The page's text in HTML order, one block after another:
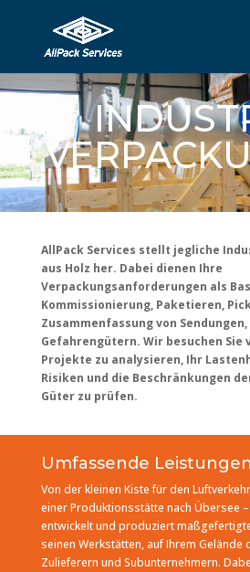
AllPack Services stellt jegliche
aus Holz her. Dabei dienen Ihre
Verpackungsanforderungen als
Kommissionierung, Paketieren,
Zusammenfassung von
Gefahrengütern. Wir besuchen Sie
Projekte zu analysieren, Ihr
Risiken und die Beschränkungen
Güter zu prüfen.
Umfassende Leistungen
Von der kleinen Kiste für den
einer Produktionsstätte nach Übersee –
entwickelt und produziert
seinen Werkstätten, auf Ihrem Gelände
Zulieferern und Subunternehmern.